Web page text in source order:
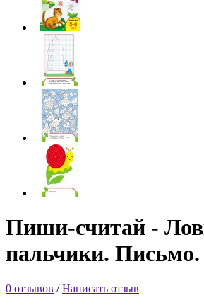
Пиши-считай -
пальчики. Письмо.
0 отзывов /Написать отзыв